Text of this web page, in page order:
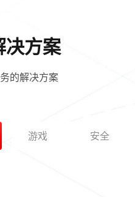
决方案
的解决方案
游戏 安全